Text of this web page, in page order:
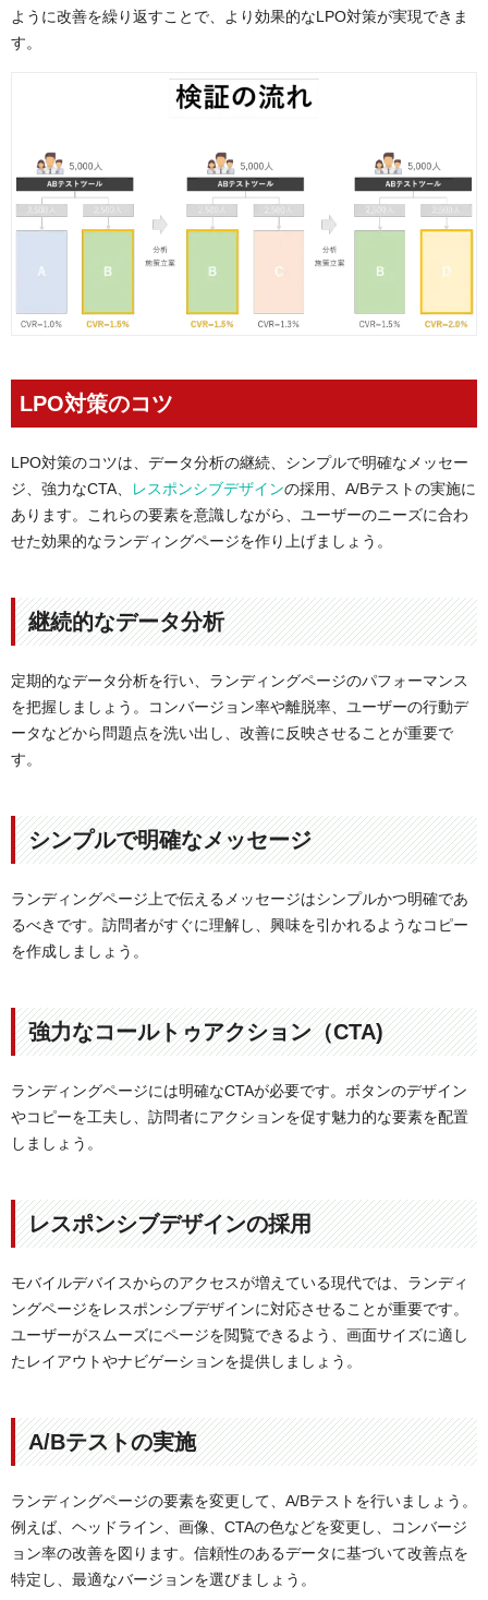
ように改善を繰り返すことで、より効果的なLPO対策が実現できま
す。
LPO対策のコツ
LPO対策のコツは、データ分析の継続、シンプルで明確なメッセー
ジ、強力なCTA、
レスポンシブデザインの採用、A/Bテストの実施に
あります。これらの要素を意識しながら、ユーザーのニーズに合わ
せた効果的なランディングページを作り上げましょう。
継続的なデータ分析
定期的なデータ分析を行い、ランディングページのパフォーマンス
を把握しましょう。コンバージョン率や離脱率、ユーザーの行動デ
ータなどから問題点を洗い出し、改善に反映させることが重要で
す。
シンプルで明確なメッセージ
ランディングページ上で伝えるメッセージはシンプルかつ明確であ
るべきです。訪問者がすぐに理解し、興味を引かれるようなコピー
を作成しましょう。
強力なコールトゥアクション（CTA)
ランディングページには明確なCTAが必要です。ボタンのデザイン
やコピーを工夫し、訪問者にアクションを促す魅力的な要素を配置
しましょう。
レスポンシブデザインの採用
モバイルデバイスからのアクセスが増えている現代では、ランディ
ングページをレスポンシブデザインに対応させることが重要です。
ユーザーがスムーズにページを閲覧できるよう、画面サイズに適し
たレイアウトやナビゲーションを提供しましょう。
A/Bテストの実施
ランディングページの要素を変更して、A/Bテストを行いましょう。
例えば、ヘッドライン、画像、CTAの色などを変更し、コンバージ
ョン率の改善を図ります。信頼性のあるデータに基づいて改善点を
特定し、最適なバージョンを選びましょう。